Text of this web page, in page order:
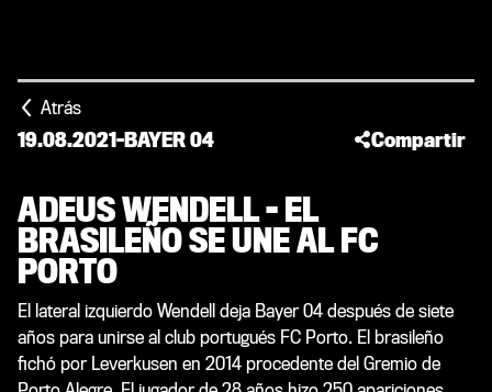
Atrás
19.08.2021-BAYER 04 Compartir
ADEUS WENDELL - EL
BRASILEÑO SE UNE AL FC
PORTO
El lateral izquierdo Wendell deja Bayer 04 después de siete
años para unirse al club portugués FC Porto. El brasileño
fichó por Leverkusen en 2014 procedente del Gremio de